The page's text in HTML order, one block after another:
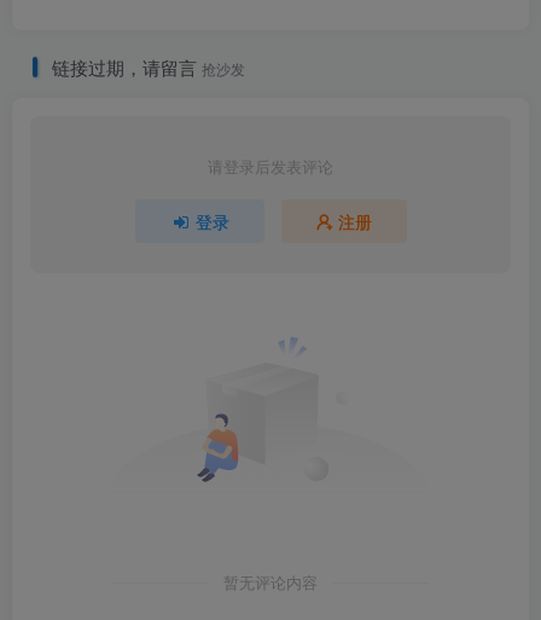
链接过期，请留言 抢沙发
请登录后发表评论
登录 注册
暂无评论内容